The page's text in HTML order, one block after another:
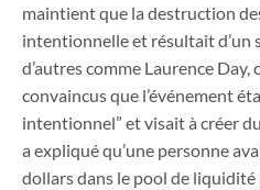
maintient que la destruction
intentionnelle et résultait d’un
d’autres comme Laurence
convaincus que l’événement
intentionnel” et visait à créer
a expliqué qu’une personne
dollars dans le pool de